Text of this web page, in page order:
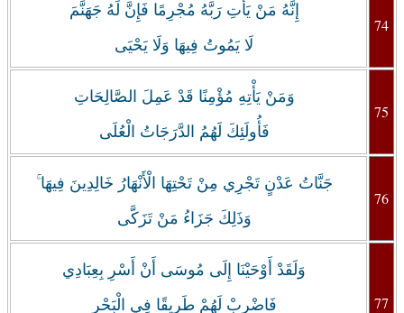
إِنَّهُ مَنْ يَأْتِ رَبَّهُ مُجْرِمًا فَإِنَّ لَهُ جَهَنَّمَ
لَا يَمُوتُ فِيهَا وَلَا يَحْيَى
74
وَمَنْ يَأْتِهِ مُؤْمِنًا قَدْ عَمِلَ الصَّالِحَاتِ
فَأُولَئِكَ لَهُمُ الدَّرَجَاتُ الْعُلَى
75
جَنَّاتُ عَدْنٍ تَجْرِي مِنْ تَحْتِهَا الْأَنْهَارُ خَالِدِينَ فِيهَا ۚ
وَذَلِكَ جَزَاءُ مَنْ تَزَكَّى
76
وَلَقَدْ أَوْحَيْنَا إِلَى مُوسَى أَنْ أَسْرِ بِعِبَادِي
فَاضْرِبْ لَهُمْ طَرِيقًا فِي الْبَحْرِ
77